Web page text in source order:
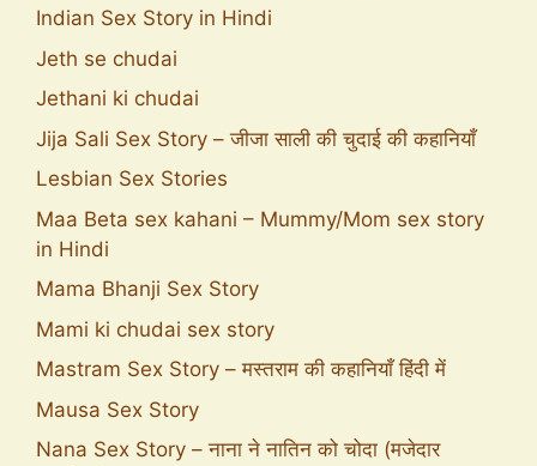
Indian Sex Story in Hindi
Jeth se chudai
Jethani ki chudai
Jija Sali Sex Story – जीजा साली की चुदाई की कहानियाँ
Lesbian Sex Stories
Maa Beta sex kahani – Mummy/Mom sex story
in Hindi
Mama Bhanji Sex Story
Mami ki chudai sex story
Mastram Sex Story – मस्तराम की कहानियाँ हिंदी में
Mausa Sex Story
Nana Sex Story – नाना ने नातिन को चोदा (मजेदार